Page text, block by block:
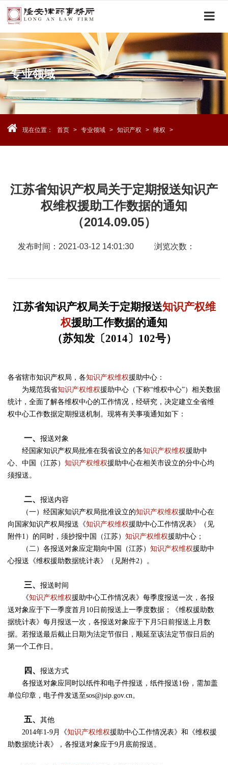
下
菜
专业领域
现在位置： 首页 > 专业领域 > 知识产权 > 维权 >
江苏省知识产权局关于定期报送知识产
权维权援助工作数据的通知
（2014.09.05）
发布时间：2021-03-12 14:01:30 浏览次数：
江苏省知识产权局关于定期报送知识产权维
权援助工作数据的通知
（苏知发〔2014〕102号）
各省辖市知识产权局，各知识产权维权援助中心：
为规范我省知识产权维权援助中心（下称“维权中心”）相关数据
统计，全面了解各维权中心的工作情况，经研究，决定建立全省维
权中心工作数据定期报送机制。现将有关事项通知如下：
一、 报送对象
经国家知识产权局批准在我省设立的各知识产权维权援助中
心、中国（江苏） 知识产权维权援助中心在相关市设立的分中心均
须报送。
二、 报送内容
（一）经国家知识产权局批准设立的知识产权维权援助中心在
向国家知识产权局报送《知识产权维权援助中心工作情况表》（见
附件1）的同时，须抄报中国（江苏） 知识产权维权援助中心；
（二）各报送对象应定期向中国（江苏） 知识产权维权援助中
心报送《维权援助数据统计表》（见附件2）。
三、 报送时间
《知识产权维权援助中心工作情况表》每季度报送一次，各报
送对象应于下一季度首月10日前报送上一季度数据；《维权援助数
据统计表》每月报送一次，各报送对象应于下月5日前报送上月数
据。若报送最后截止日期为法定节假日，顺延至该法定节假日后的
第一个工作日。
四、 报送方式
各报送对象应同时以纸件和电子件报送，纸件报送1份，需加盖
单位印章，电子件发送至sos@jsip.gov.cn。
五、 其他
2014年1-9月《知识产权维权援助中心工作情况表》和《维权援
助数据统计表》，各报送对象应于9月底前报送。